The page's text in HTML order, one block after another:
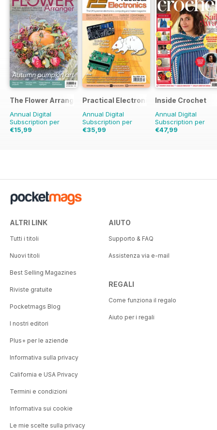
The Flower Arranger
Annual Digital
Subscription per
€15,99
Practical Electronics
Annual Digital
Subscription per
€35,99
Inside Crochet
Annual Digital
Subscription per
€47,99
ALTRI LINK
Tutti i titoli
Nuovi titoli
Best Selling Magazines
Riviste gratuite
Pocketmags Blog
I nostri editori
Plus+ per le aziende
Informativa sulla privacy
California e USA Privacy
Termini e condizioni
Informativa sui cookie
Le mie scelte sulla privacy
AIUTO
Supporto & FAQ
Assistenza via e-mail
REGALI
Come funziona il regalo
Aiuto per i regali